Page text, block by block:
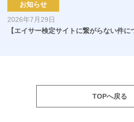
お知らせ
2026年7月29日
【エイサー検定サイトに繋がらない件に
TOPへ戻る